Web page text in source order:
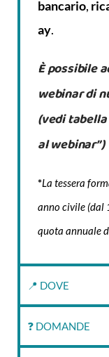
bancario,
ay.
È possibile
webinar di
(vedi
al webinar”)
*La tessera
anno civile (dal
quota annuale
📍 DOVE
❓ DOMANDE